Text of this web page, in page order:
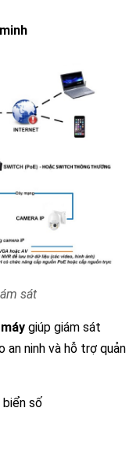
sát
giúp giám sát
an ninh và hỗ trợ quản
số